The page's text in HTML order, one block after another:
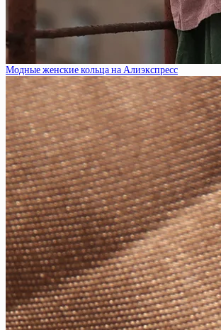
Модные женские кольца на Алиэкспресс